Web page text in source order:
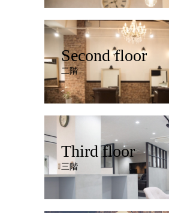
Second floor
二階
Third floor
三階